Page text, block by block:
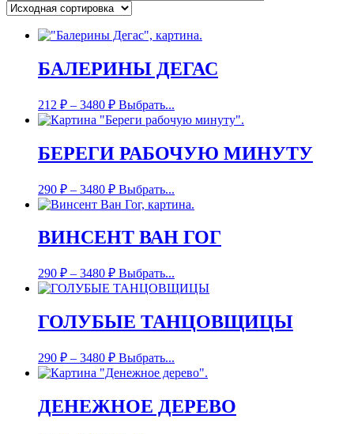
БАЛЕРИНЫ ДЕГАС
212 ₽ – 3480 ₽ Выбрать...
БЕРЕГИ РАБОЧУЮ МИНУТУ
290 ₽ – 3480 ₽ Выбрать...
ВИНСЕНТ ВАН ГОГ
290 ₽ – 3480 ₽ Выбрать...
ГОЛУБЫЕ ТАНЦОВЩИЦЫ
290 ₽ – 3480 ₽ Выбрать...
ДЕНЕЖНОЕ ДЕРЕВО